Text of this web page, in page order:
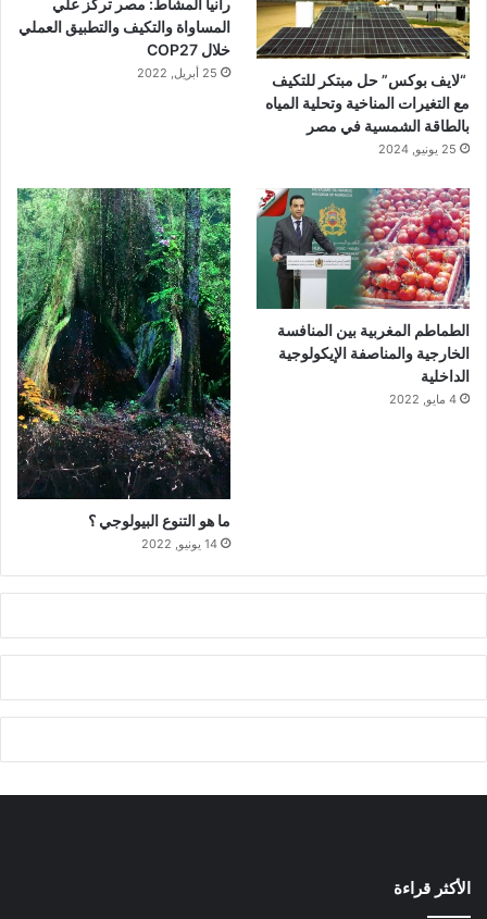
“لايف بوكس” حل مبتكر للتكيف
مع التغيرات المناخية وتحلية المياه
بالطاقة الشمسية في مصر
25 يونيو, 2024
رانيا المشاط: مصر تركز علي
المساواة والتكيف والتطبيق العملي
خلال COP27
25 أبريل, 2022
الطماطم المغربية بين المنافسة
الخارجية والمناصفة الإيكولوجية
الداخلية
4 مايو, 2022
ما هو التنوع البيولوجي ؟
14 يونيو, 2022
الأكثر قراءة